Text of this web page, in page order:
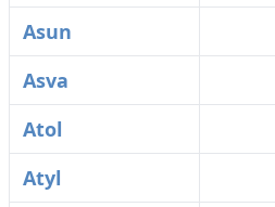
Asun
Asva
Atol
Atyl